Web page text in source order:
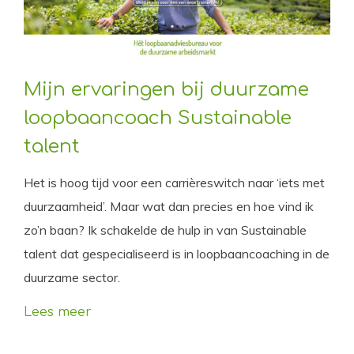
Mijn ervaringen bij duurzame
loopbaancoach Sustainable
talent
Het is hoog tijd voor een carrièreswitch naar ‘iets met
duurzaamheid’. Maar wat dan precies en hoe vind ik
zo’n baan? Ik schakelde de hulp in van Sustainable
talent dat gespecialiseerd is in loopbaancoaching in de
duurzame sector.
Lees meer